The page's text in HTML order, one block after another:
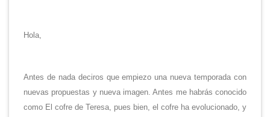
Hola,
Antes de nada deciros que empiezo una nueva temporada con
nuevas propuestas y nueva imagen. Antes me habrás conocido
como El cofre de Teresa, pues bien, el cofre ha evolucionado, y